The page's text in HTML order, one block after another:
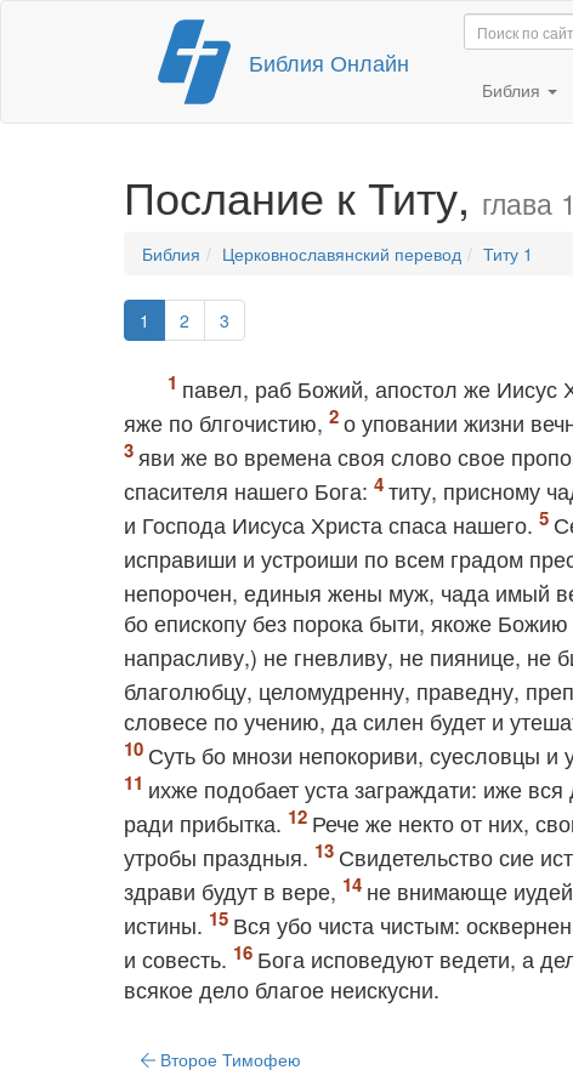
Перейти
содержимому
Библия Онлайн
Библия
Послание к Титу, глава 1
Библия Церковнославянский перевод Титу 1
1 2 3
павел, раб Божий, апостол же Иисус
яже по блгочистию,
о уповании жизни
яви же во времена своя слово свое
спасителя нашего Бога:
титу, присному
и Господа Иисуса Христа спаса нашего.
исправиши и устроиши по всем градом
непорочен, единыя жены муж, чада имый
бо епископу без порока быти, якоже
напрасливу,) не гневливу, не пиянице, не
благолюбцу, целомудренну, праведну,
словесе по учению, да силен будет и
Суть бо мнози непокориви, суесловцы
ихже подобает уста заграждати: иже
ради прибытка.
Рече же некто от них,
утробы праздныя.
Свидетельство сие
здрави будут в вере,
не внимающе
истины.
Вся убо чиста чистым:
и совесть.
Бога исповедуют ведети, а
всякое дело благое неискусни.
Второе Тимофею